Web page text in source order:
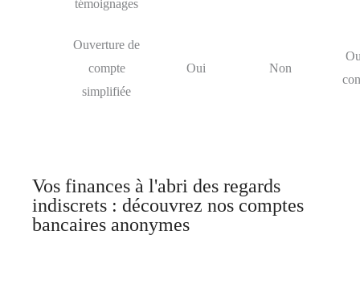
témoignages
Ouverture de
compte
simplifiée
Oui Non
Vos finances à l'abri des regards
indiscrets : découvrez nos comptes
bancaires anonymes